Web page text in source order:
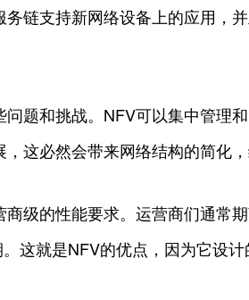
链支持新网络设备上的应用，
题和挑战。NFV可以集中管理
这必然会带来网络结构的简化，
级的性能要求。运营商们通常
这就是NFV的优点，因为它设